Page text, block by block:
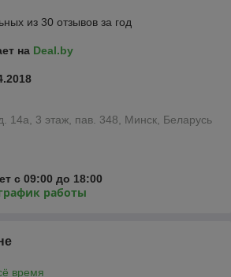
из 30 отзывов за год
на Deal.by
14а, 3 этаж, пав. 348, Минск, Беларусь
с 09:00 до 18:00
работы
время